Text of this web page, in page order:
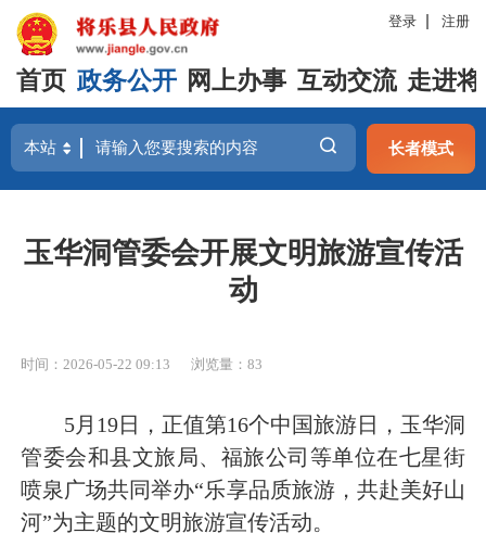
登录 注册
首页 政务公开 网上办事 互动交流 走进
长者模式
玉华洞管委会开展文明旅游宣传活
动
时间：2026-05-22 09:13 浏览量：83
5月19日，正值第16个中国旅游日，玉华洞
管委会和县文旅局、福旅公司等单位在七星街
喷泉广场共同举办“乐享品质旅游，共赴美好山
河”为主题的文明旅游宣传活动。